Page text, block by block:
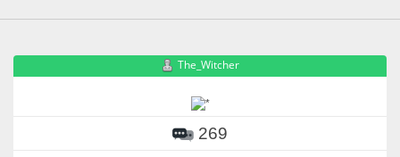
The_Witcher
269